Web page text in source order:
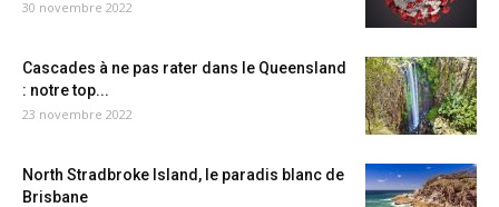
30 novembre 2022
Cascades à ne pas rater dans le Queensland
: notre top...
23 novembre 2022
North Stradbroke Island, le paradis blanc de
Brisbane